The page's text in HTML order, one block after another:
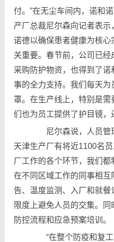
付。”在无尘车间内，诺和
产厂总裁尼尔森向记者表
诺德以确保患者健康为核
关重要。春节前，公司已
采购防护物资，也得到了
事的全力支持。我们每天为
罩。在生产线上，特别是
们也为员工提供了护目镜，
尼尔森说，人员管理
天津生产厂有将近1100名
厂工作的各个环节，我们
在不同区域工作的同事相
告、温度监测、入厂和就
限度上避免人员的交集。
防控流程和应急预案培训。
“在整个防疫和复工